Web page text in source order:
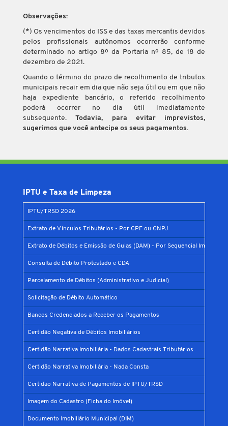
Observações:
(*) Os vencimentos do ISS e das taxas mercantis devidos
pelos profissionais autônomos ocorrerão conforme
determinado no artigo 8º da Portaria nº 85, de 18 de
dezembro de 2021.
Quando o término do prazo de recolhimento de tributos
municipais recair em dia que não seja útil ou em que não
haja expediente bancário, o referido recolhimento
poderá ocorrer no dia útil imediatamente
subsequente.Todavia, para evitar imprevistos,
sugerimos que você antecipe os seus pagamentos.
IPTU e Taxa de Limpeza
IPTU/TRSD 2026
Extrato de Vínculos Tributários - Por CPF ou CNPJ
Extrato de Débitos e Emissão de Guias (DAM) - Por Sequencial Imobiliário
Consulta de Débito Protestado e CDA
Parcelamento de Débitos (Administrativo e Judicial)
Solicitação de Débito Automático
Bancos Credenciados a Receber os Pagamentos
Certidão Negativa de Débitos Imobiliários
Certidão Narrativa Imobiliária - Dados Cadastrais Tributários
Certidão Narrativa Imobiliária - Nada Consta
Certidão Narrativa de Pagamentos de IPTU/TRSD
Imagem do Cadastro (Ficha do Imóvel)
Documento Imobiliário Municipal (DIM)